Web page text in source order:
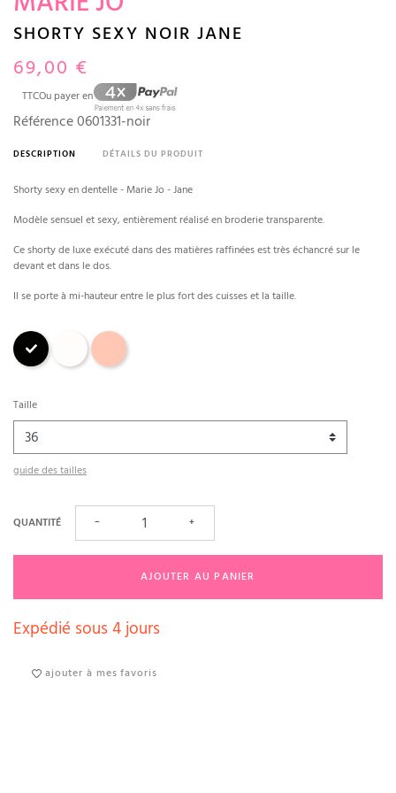
SHORTY SEXY NOIR JANE
69,00 €
TTCOu payer en
Référence0601331-noir
DESCRIPTION DÉTAILS DU PRODUIT
Shorty sexy en dentelle - Marie Jo - Jane
Modèle sensuel et sexy, entièrement réalisé en broderie transparente.
Ce shorty de luxe exécuté dans des matières raffinées est très échancré sur le
devant et dans le dos.
Il se porte à mi-hauteur entre le plus fort des cuisses et la taille.
Noir Bois de Rose
Taille
guide des tailles
QUANTITÉ − +
AJOUTER AU PANIER
Expédié sous 4 jours
ajouter à mes favoris